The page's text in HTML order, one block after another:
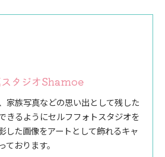
タジオShamoe
家族写真などの思い出として残した
きるようにセルフフォトスタジオを
した画像をアートとして飾れるキャ
おります。